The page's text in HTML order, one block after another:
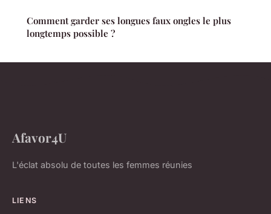
Comment garder ses longues faux ongles le plus
longtemps possible ?
Afavor4U
L'éclat absolu de toutes les femmes réunies
LIENS